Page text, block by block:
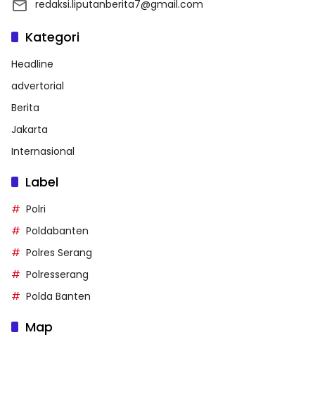
redaksi.liputanberita7@gmail.com
Kategori
Headline
advertorial
Berita
Jakarta
Internasional
Label
Polri
Poldabanten
Polres Serang
Polresserang
Polda Banten
Map